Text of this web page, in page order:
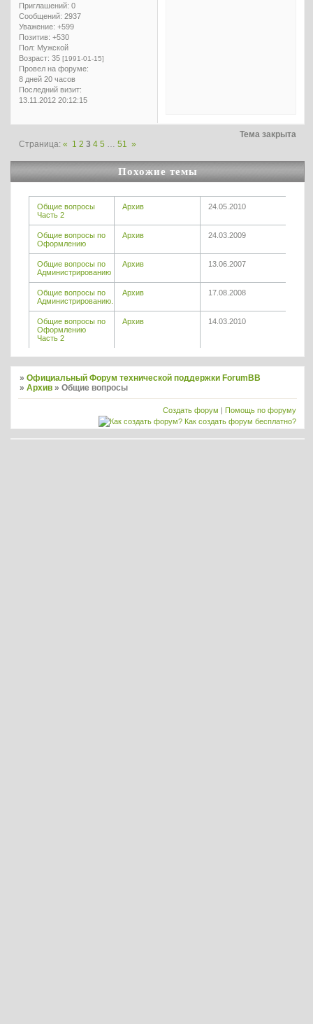
Приглашений: 0
Сообщений: 2937
Уважение: +599
Позитив: +530
Пол: Мужской
Возраст: 35 [1991-01-15]
Провел на форуме:
8 дней 20 часов
Последний визит:
13.11.2012 20:12:15
Тема закрыта
Страница:« 1 2 3 4 5 51 »
Похожие темы
Общие вопросы
Часть 2
Архив 24.05.2010
Общие вопросы по
Оформлению
Архив 24.03.2009
Общие вопросы по
Администрированию
Архив 13.06.2007
Общие вопросы по
Администрированию.
Архив 17.08.2008
Общие вопросы по
Оформлению
Часть 2
Архив 14.03.2010
»Официальный Форум технической поддержки ForumBB
»Архив »Общие вопросы
Создать форум |Помощь по форуму